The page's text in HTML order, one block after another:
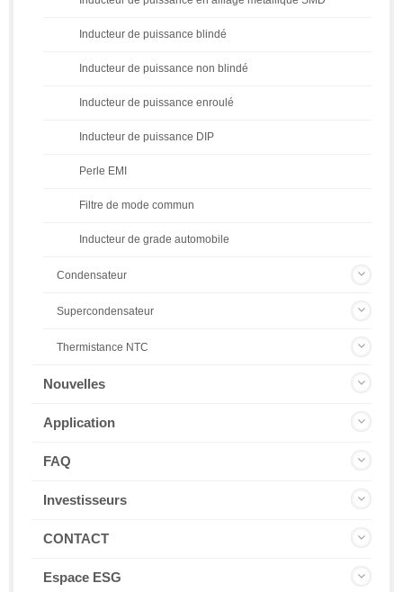
Inducteur de puissance blindé
Inducteur de puissance non blindé
Inducteur de puissance enroulé
Inducteur de puissance DIP
Perle EMI
Filtre de mode commun
Inducteur de grade automobile
Condensateur
Supercondensateur
Thermistance NTC
Nouvelles
Application
FAQ
Investisseurs
CONTACT
Espace ESG